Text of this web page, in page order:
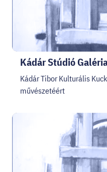
Kádár Stúdió
Kádár Tibor Kulturális
művészetéért